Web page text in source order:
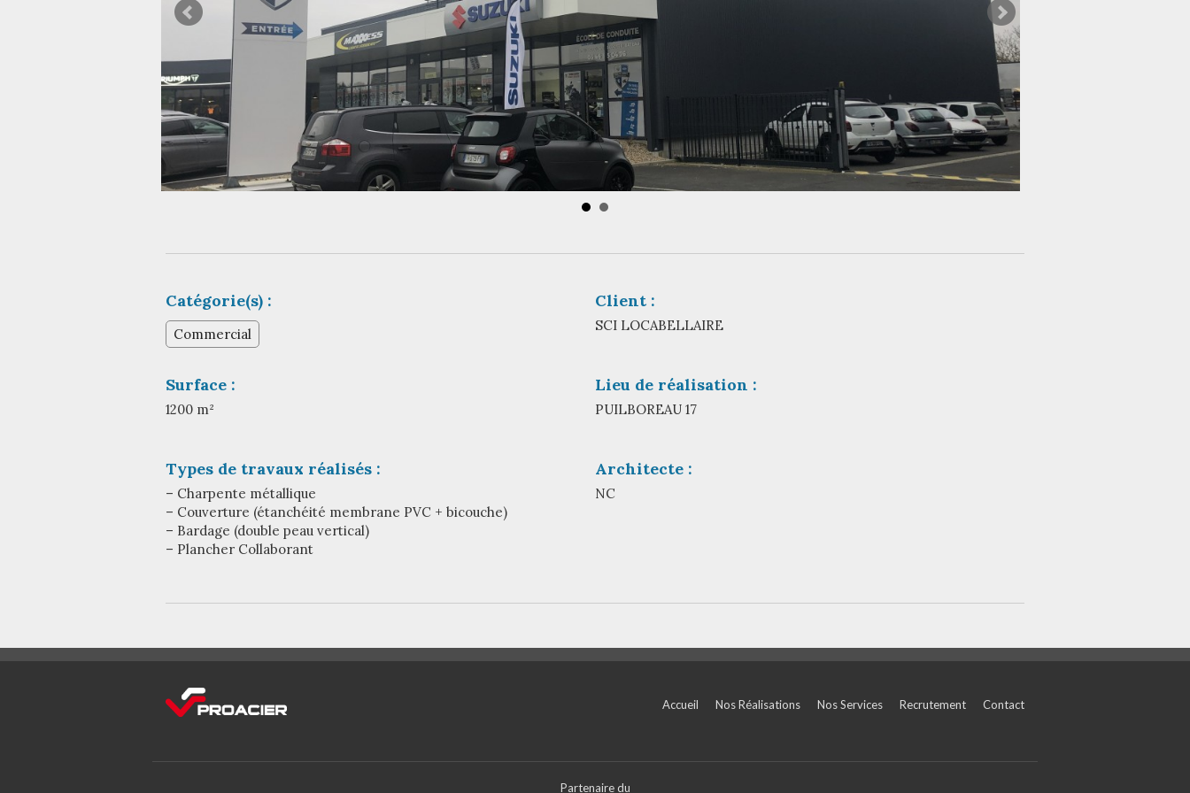
Catégorie(s) :
Commercial
Client :
SCI LOCABELLAIRE
Surface :
1200 m²
Lieu de réalisation :
PUILBOREAU 17
Types de travaux réalisés :
– Charpente métallique
– Couverture (étanchéité membrane PVC + bicouche)
– Bardage (double peau vertical)
– Plancher Collaborant
Architecte :
NC
Accueil Nos Réalisations Nos Services Recrutement Contact
Partenaire du